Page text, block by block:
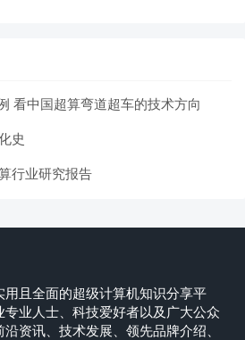
看中国超算弯道超车的技术方向
史
行业研究报告
且全面的超级计算机知识分享平
业人士、科技爱好者以及广大公众
资讯、技术发展、领先品牌介绍、